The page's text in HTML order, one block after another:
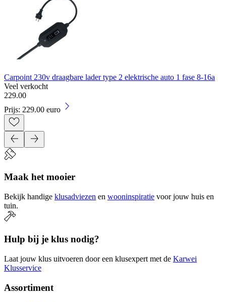
Carpoint 230v draagbare lader type 2 elektrische auto 1 fase 8-16a
Veel verkocht
229.00
Prijs: 229.00 euro
Maak het mooier
Bekijk handige klusadviezen en wooninspiratie voor jouw huis en
tuin.
Hulp bij je klus nodig?
Laat jouw klus uitvoeren door een klusexpert met de Karwei
Klusservice
Assortiment